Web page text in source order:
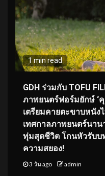
1 min read
GDH ร่วมกับ TOFU
ภาพยนตร์ฟอร์มยักษ์ ‘คุ
เตรียมคายตะขาบหนั
เทศกาลภาพยนตร์นาน
ทุ่มสุดชีวิต โกนหัวรับ
ความสยอง!
3 วัน ago admin